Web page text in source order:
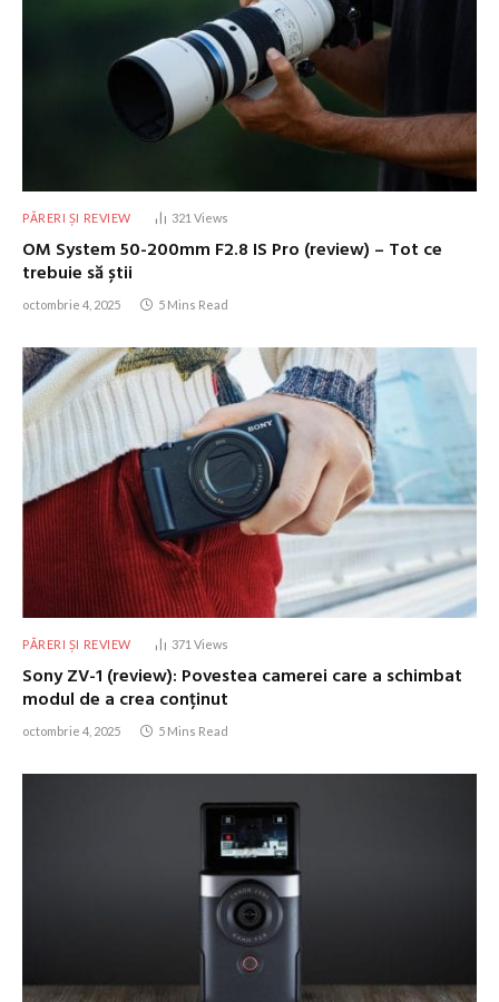
PĂRERI ȘI REVIEW 321 Views
OM System 50-200mm F2.8 IS Pro (review) – Tot ce
trebuie să știi
octombrie 4, 2025 5 Mins Read
PĂRERI ȘI REVIEW 371 Views
Sony ZV-1 (review): Povestea camerei care a schimbat
modul de a crea conținut
octombrie 4, 2025 5 Mins Read